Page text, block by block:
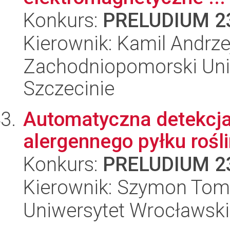
Konkurs: PRELUDIUM
Kierownik: Kamil
Zachodniopomorski
Szczecinie
Automatyczna
alergennego pyłku
Konkurs: PRELUDIUM
Kierownik: Szymon
Uniwersytet Wrocławski